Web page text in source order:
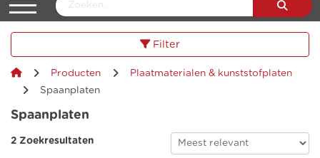
Filter
Producten
Plaatmaterialen & kunststofplaten
Spaanplaten
Spaanplaten
2 Zoekresultaten